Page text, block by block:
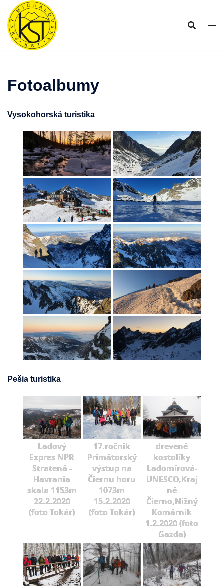
Preskočiť
obsah
Fotoalbumy
Vysokohorská turistika
Pešia turistika
Ladový
Expres NPR
Stratená -
Havrania
skala 1153m
22.2.2020
(foto Tokár)
17.ročnik
Primátorský
výstup na
Čiernu horu
1073m
15.2.2020
(foto Tokár)
drevené
kostolíky
Ladomírová-
UNESCO,Kraj
né
Čierno,Nižný
Komárnik
1.2.2020 (foto
Gazda)